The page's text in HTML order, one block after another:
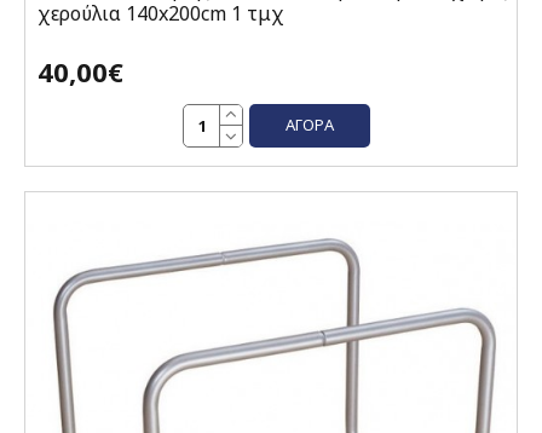
χερούλια 140x200cm 1 τμχ
40,00€
ΑΓΟΡΆ